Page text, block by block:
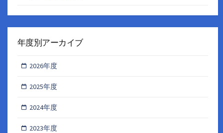
年度別アーカイブ
2026年度
2025年度
2024年度
2023年度